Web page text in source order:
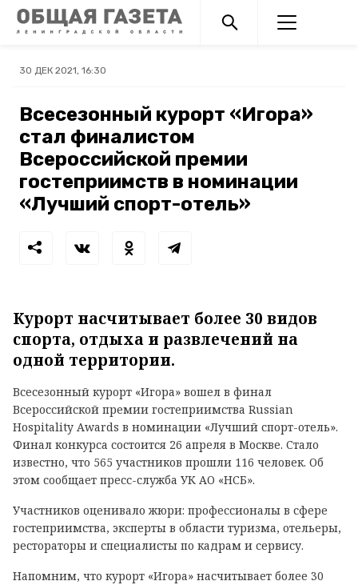
30 ДЕК 2021, 16:30
Всесезонный курорт «Игора»
стал финалистом
Всероссийской премии
гостеприимств в номинации
«Лучший спорт-отель»
Курорт насчитывает более 30 видов
спорта, отдыха и развлечений на
одной территории.
Всесезонный курорт «Игора» вошел в финал
Всероссийской премии гостеприимства Russian
Hospitality Awards в номинации «Лучший спорт-отель».
Финал конкурса состоится 26 апреля в Москве. Стало
известно, что 565 участников прошли 116 человек. Об
этом сообщает пресс-служба УК АО «НСБ».
Участников оценивало жюри: профессионалы в сфере
гостеприимства, эксперты в области туризма, отельеры,
рестораторы и специалисты по кадрам и сервису.
Напомним, что курорт «Игора» насчитывает более 30